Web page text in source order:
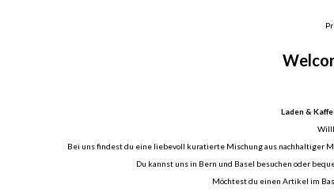
Laden &
Bei uns findest du eine liebevoll kuratierte Mischung aus nachhaltiger
Du kannst uns in Bern und Basel besuchen oder
Möchtest du einen Artikel im